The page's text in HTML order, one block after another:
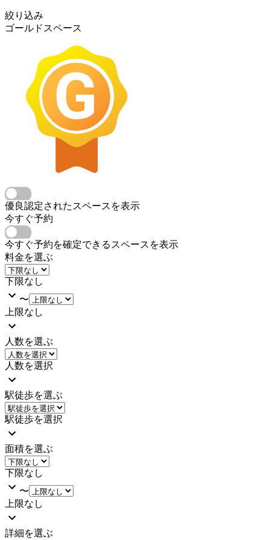
絞り込み
ゴールドスペース
優良認定されたスペースを表示
今すぐ予約
今すぐ予約を確定できるスペースを表示
料金を選ぶ
下限なし
〜
上限なし
人数を選ぶ
人数を選択
駅徒歩を選ぶ
駅徒歩を選択
面積を選ぶ
下限なし
〜
上限なし
詳細を選ぶ